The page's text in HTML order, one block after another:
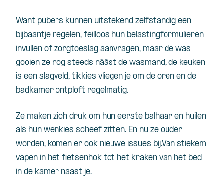
Want pubers kunnen uitstekend zelfstandig een
bijbaantje regelen, feilloos hun belastingformulieren
invullen of zorgtoeslag aanvragen, maar de was
gooien ze nog steeds náást de wasmand, de keuken
is een slagveld, tikkies vliegen je om de oren en de
badkamer ontploft regelmatig.
Ze maken zich druk om hun eerste balhaar en huilen
als hun wenkies scheef zitten. En nu ze ouder
worden, komen er ook nieuwe issues bij.Van stiekem
vapen in het fietsenhok tot het kraken van het bed
in de kamer naast je.